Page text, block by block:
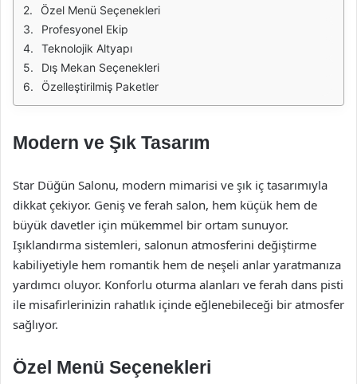
Özel Menü Seçenekleri
Profesyonel Ekip
Teknolojik Altyapı
Dış Mekan Seçenekleri
Özelleştirilmiş Paketler
Modern ve Şık Tasarım
Star Düğün Salonu, modern mimarisi ve şık iç tasarımıyla
dikkat çekiyor. Geniş ve ferah salon, hem küçük hem de
büyük davetler için mükemmel bir ortam sunuyor.
Işıklandırma sistemleri, salonun atmosferini değiştirme
kabiliyetiyle hem romantik hem de neşeli anlar yaratmanıza
yardımcı oluyor. Konforlu oturma alanları ve ferah dans pisti
ile misafirlerinizin rahatlık içinde eğlenebileceği bir atmosfer
sağlıyor.
Özel Menü Seçenekleri